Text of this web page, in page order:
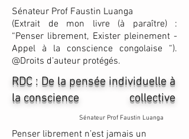
Sénateur Prof Faustin Luanga
(Extrait de mon livre (à paraître) :
“Penser librement, Exister pleinement -
Appel à la conscience congolaise “).
@Droits d’auteur protégés.
RDC : De la pensée individuelle à
la conscience collective
Sénateur Prof Faustin Luanga
Penser librement n’est jamais un